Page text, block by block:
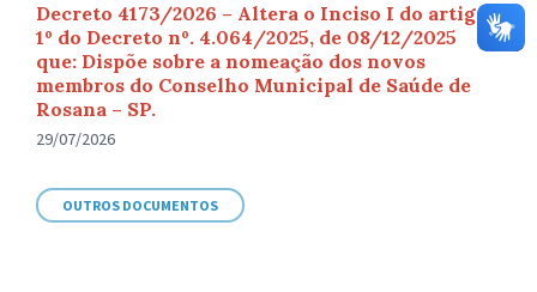
Decreto 4173/2026 – Altera o Inciso I do artigo
1º do Decreto nº. 4.064/2025, de 08/12/2025
que: Dispõe sobre a nomeação dos novos
membros do Conselho Municipal de Saúde de
Rosana – SP.
29/07/2026
OUTROS DOCUMENTOS